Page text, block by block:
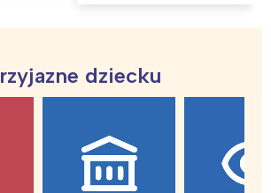
dziecku